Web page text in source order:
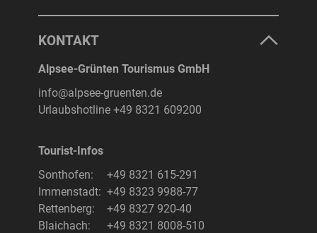
KONTAKT
Alpsee-Grünten Tourismus GmbH
info@alpsee-gruenten.de
Urlaubshotline +49 8321 609200
Tourist-Infos
Sonthofen:
+49 8321 615-291
Immenstadt: +49 8323 9988-77
Rettenberg:
+49 8327 920-40
Blaichach:
+49 8321 8008-510